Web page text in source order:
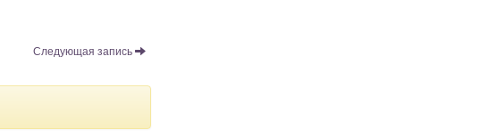
Следующая запись